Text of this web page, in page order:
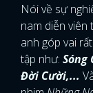
Nói về sự
nam diễn viên
anh góp vai
tập như: Sóng
Đời Cười,...